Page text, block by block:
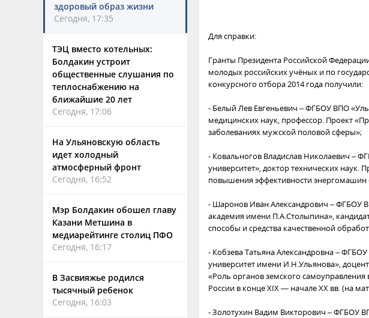
здоровый образ жизни
Сегодня, 17:35
ТЭЦ вместо котельных:
Болдакин устроит
общественные слушания по
теплоснабжению на
ближайшие 20 лет
Сегодня, 17:06
На Ульяновскую область
идет холодный
атмосферный фронт
Сегодня, 16:52
Мэр Болдакин обошел главу
Казани Метшина в
медиарейтинге столиц ПФО
Сегодня, 16:17
В Засвияжье родился
тысячный ребенок
Сегодня, 16:03
Для справки:
Гранты Президента Российской
молодых российских учёных и по
конкурсного отбора 2014 года получили:
- Белый Лев Евгеньевич – ФГБОУ ВПО
медицинских наук, профессор. Проект
заболеваниях мужской половой сферы»;
- Ковальногов Владислав Николаевич –
университет», доктор технических наук.
повышения эффективности
- Шаронов Иван Александрович – ФГБОУ
академия имени П.А.Столыпина»,
способы и средства качественной
- Кобзева Татьяна Александровна –
университет имени И.Н.Ульянова»,
«Роль органов земского
России в конце XIX — начале XX вв. (на
- Золотухин Вадим Викторович – ФГБОУ